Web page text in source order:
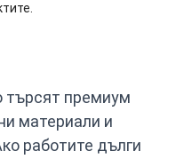
търсят премиум
материали и
работите дълги